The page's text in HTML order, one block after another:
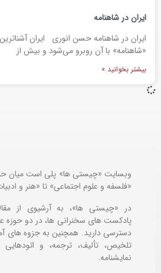
ایران در شاهنامه
ایران در شاهنامه حسن انوری ایران
«شاهنامه» با آن روبرو می‌شود و بیش از
بیشتر بخوانید »
وبسایت «چیستی ها» پلی است میان
«فلسفه و علوم اجتماعی» تا «هنر و
در «چیستی ها»، به آرشیوی از
پادکست های سخنرانی ها، در دو حوزه
دسترسی دارید. همچنین به جزوه های
تلخیص، تألیف، ترجمه، و
نمایشنامه.